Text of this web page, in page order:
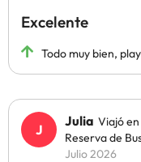
Excelente
Todo muy bien,
Julia Viajó
Reserva de
Julio 2026